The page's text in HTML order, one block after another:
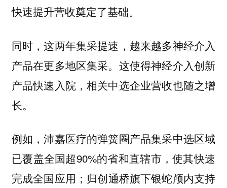
快速提升营收奠定了基础。
同时，这两年集采提速，越来越多神经介入
产品在更多地区集采。这使得神经介入创新
产品快速入院，相关中选企业营收也随之增
长。
例如，沛嘉医疗的弹簧圈产品集采中选区域
已覆盖全国超90%的省和直辖市，使其快速
完成全国应用；归创通桥旗下银蛇颅内支持